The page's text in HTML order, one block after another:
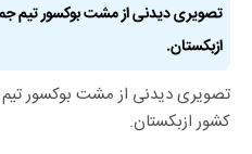
تصویری دیدنی از مشت بوکسور تیم
ازبکستان.
تصویری دیدنی از مشت بوکسور تیم
کشور ازبکستان.